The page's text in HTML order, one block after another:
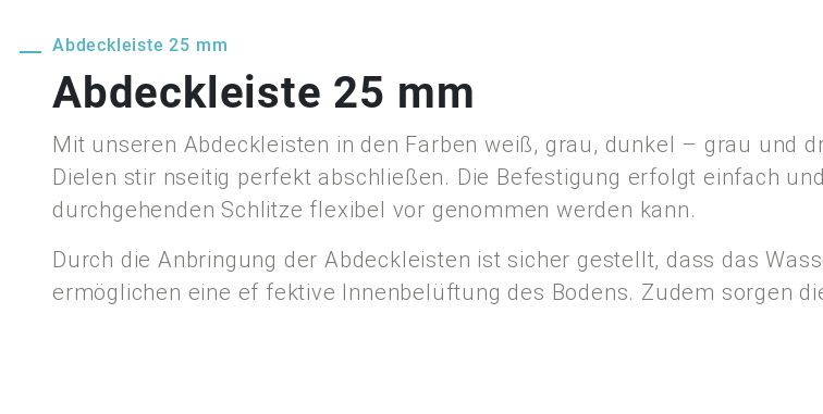
Abdeckleiste 25 mm
Abdeckleiste 25 mm
Mit unseren Abdeckleisten in den Farben weiß, grau, dunkel – grau und
Dielen stir nseitig perfekt abschließen. Die Befestigung erfolgt einfach
durchgehenden Schlitze flexibel vor genommen werden kann.
Durch die Anbringung der Abdeckleisten ist sicher gestellt, dass das
ermöglichen eine ef fektive Innenbelüftung des Bodens. Zudem sorgen